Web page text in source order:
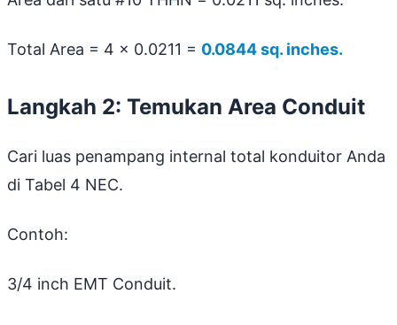
Total Area = 4 x 0.0211 = 0.0844 sq. inches.
Langkah 2: Temukan Area Conduit
Cari luas penampang internal total konduitor Anda
di Tabel 4 NEC.
Contoh:
3/4 inch EMT Conduit.